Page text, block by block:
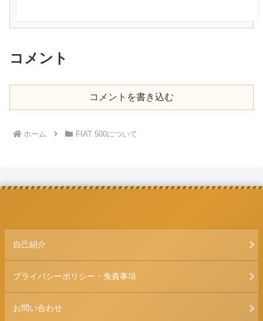
コメント
コメントを書き込む
ホーム FIAT 500について
自己紹介
プライバシーポリシー・免責事項
お問い合わせ